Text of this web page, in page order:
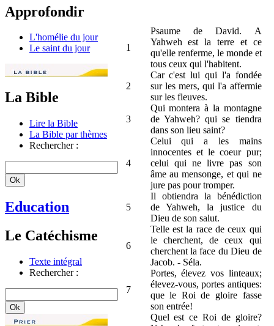
Approfondir
L'homélie du jour
Le saint du jour
La Bible
Lire la Bible
La Bible par thèmes
Rechercher :
Education
Le Catéchisme
Texte intégral
Rechercher :
1
Psaume de David. A
Yahweh est la terre et ce
qu'elle renferme, le monde et
tous ceux qui l'habitent.
2
Car c'est lui qui l'a fondée
sur les mers, qui l'a affermie
sur les fleuves.
3
Qui montera à la montagne
de Yahweh? qui se tiendra
dans son lieu saint?
4
Celui qui a les mains
innocentes et le coeur pur;
celui qui ne livre pas son
âme au mensonge, et qui ne
jure pas pour tromper.
5
Il obtiendra la bénédiction
de Yahweh, la justice du
Dieu de son salut.
6
Telle est la race de ceux qui
le cherchent, de ceux qui
cherchent la face du Dieu de
Jacob. - Séla.
7
Portes, élevez vos linteaux;
élevez-vous, portes antiques:
que le Roi de gloire fasse
son entrée!
Quel est ce Roi de gloire?